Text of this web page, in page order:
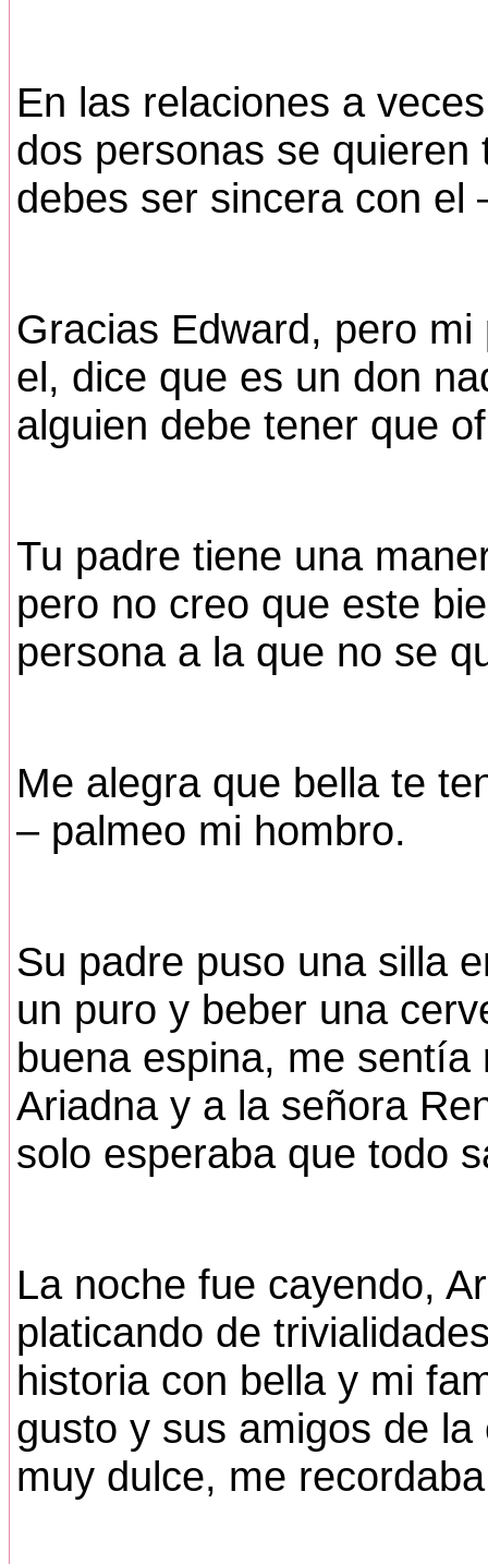
En las relaciones a
dos personas se
debes ser sincera con el
Gracias Edward, pero
el, dice que es un don
alguien debe tener que
Tu padre tiene una
pero no creo que este
persona a la que no se
Me alegra que bella te
– palmeo mi hombro.
Su padre puso una silla
un puro y beber una
buena espina, me
Ariadna y a la señora
solo esperaba que todo
La noche fue cayendo,
platicando de
historia con bella y mi
gusto y sus amigos de
muy dulce, me